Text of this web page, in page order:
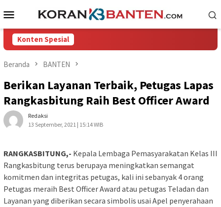
ke
Menu
Mobile
Konten Spesial
Beranda BANTEN
Berikan Layanan Terbaik, Petugas Lapas
Rangkasbitung Raih Best Officer Award
Redaksi
13 September, 2021 | 15:14 WIB
RANGKASBITUNG,- Kepala Lembaga Pemasyarakatan Kelas III
Rangkasbitung terus berupaya meningkatkan semangat
komitmen dan integritas petugas, kali ini sebanyak 4 orang
Petugas meraih Best Officer Award atau petugas Teladan dan
Layanan yang diberikan secara simbolis usai Apel penyerahaan